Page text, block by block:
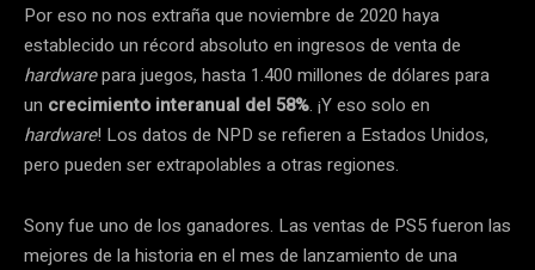
Por eso no nos extraña que noviembre de 2020 haya
establecido un récord absoluto en ingresos de venta de
hardwarepara juegos, hasta 1.400 millones de dólares para
un crecimiento interanual del 58%. ¡Y eso solo en
hardware! Los datos de NPD se refieren a Estados Unidos,
pero pueden ser extrapolables a otras regiones.
Sony fue uno de los ganadores. Las ventas de PS5 fueron las
mejores de la historia en el mes de lanzamiento de una